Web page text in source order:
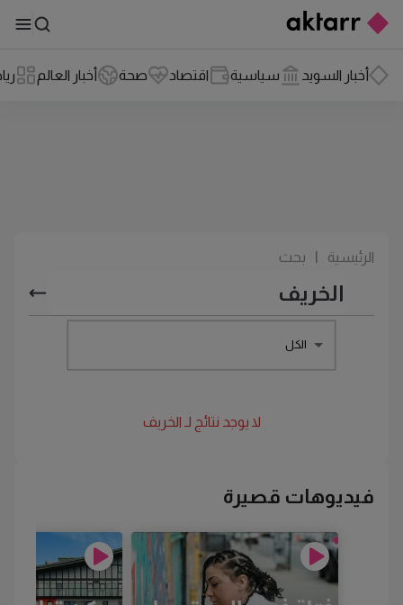
أخبار السويد سياسية اقتصاد صحة أخبار العالم
الرئيسية بحث
الكل
لا يوجد نتائج لـ الخريف
فيديوهات قصيرة